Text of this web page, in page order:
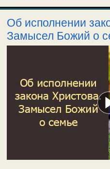
Об исполнении
Замысел Божий о